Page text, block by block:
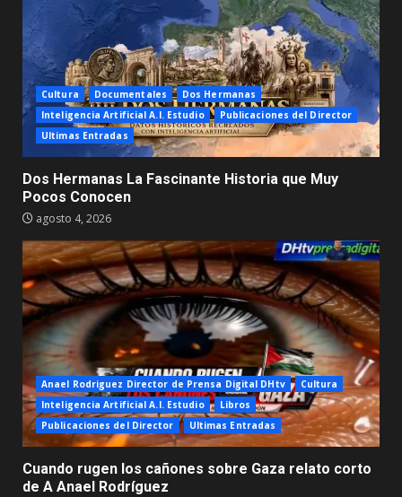
Cultura Documentales
Dos Hermanas
Inteligencia Artificial A.I. Estudio
Publicaciones del Director
Ultimas Entradas
Dos Hermanas La Fascinante Historia que Muy
Pocos Conocen
agosto 4, 2026
Anael Rodriguez Director de Prensa Digital DHtv
Cultura
Inteligencia Artificial A.I. Estudio
Libros
Publicaciones del Director
Ultimas Entradas
Cuando rugen los cañones sobre Gaza relato corto
de A Anael Rodríguez